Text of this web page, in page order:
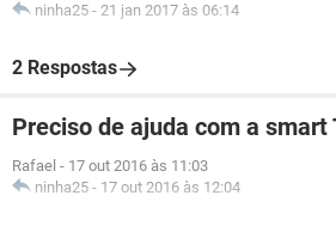
ninha25 - 21 jan 2017 às 06:14
2 Respostas
Preciso de ajuda com a smart
Rafael - 17 out 2016 às 11:03
ninha25 - 17 out 2016 às 12:04